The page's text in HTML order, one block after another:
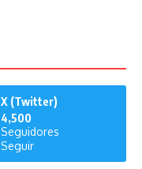
X (Twitter)
4,500
Seguidores
Seguir